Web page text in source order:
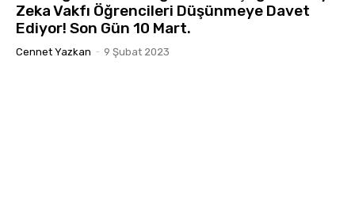
Zeka Vakfı Öğrencileri Düşünmeye Davet
Ediyor! Son Gün 10 Mart.
Cennet Yazkan - 9 Şubat 2023